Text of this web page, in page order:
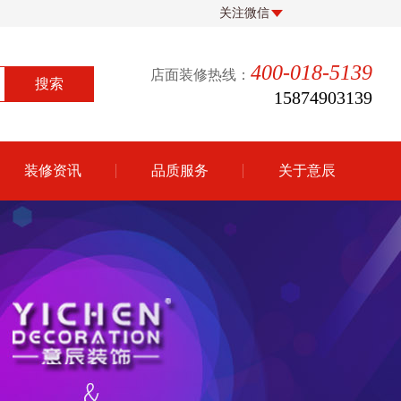
关注微信
店面装修热线： 400-018-5139
15874903139
装修资讯 品质服务 关于意辰